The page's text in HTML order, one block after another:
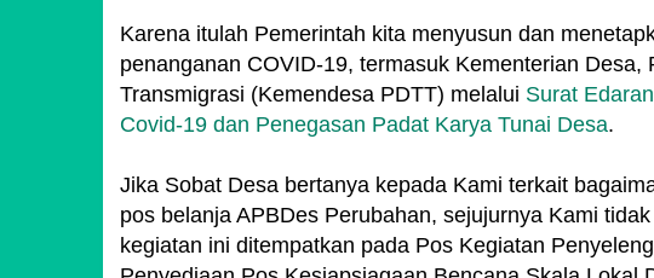
Karena itulah Pemerintah kita menyusun dan
penanganan COVID-19, termasuk Kementerian Desa,
Transmigrasi (Kemendesa PDTT) melalui Surat
Covid-19 dan Penegasan Padat Karya Tunai Desa.
Jika Sobat Desa bertanya kepada Kami terkait
pos belanja APBDes Perubahan, sejujurnya Kami
kegiatan ini ditempatkan pada Pos Kegiatan